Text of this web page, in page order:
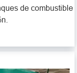
de combustible